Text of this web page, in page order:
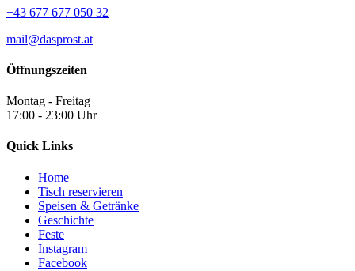
+43 677 677 050 32
mail@dasprost.at
Öffnungszeiten
Montag - Freitag
17:00 - 23:00 Uhr
Quick Links
Home
Tisch reservieren
Speisen & Getränke
Geschichte
Feste
Instagram
Facebook